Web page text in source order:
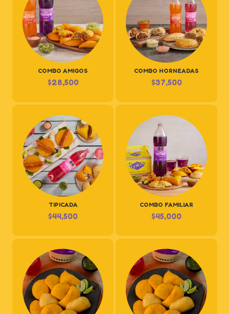
COMBO AMIGOS
$28,500
COMBO HORNEADAS
$37,500
TIPICADA
$44,500
COMBO FAMILIAR
$45,000